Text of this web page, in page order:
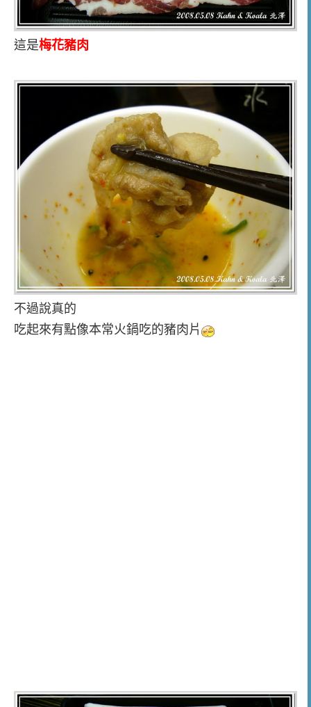
這是梅花豬肉
不過說真的
吃起來有點像本常火鍋吃的豬肉片